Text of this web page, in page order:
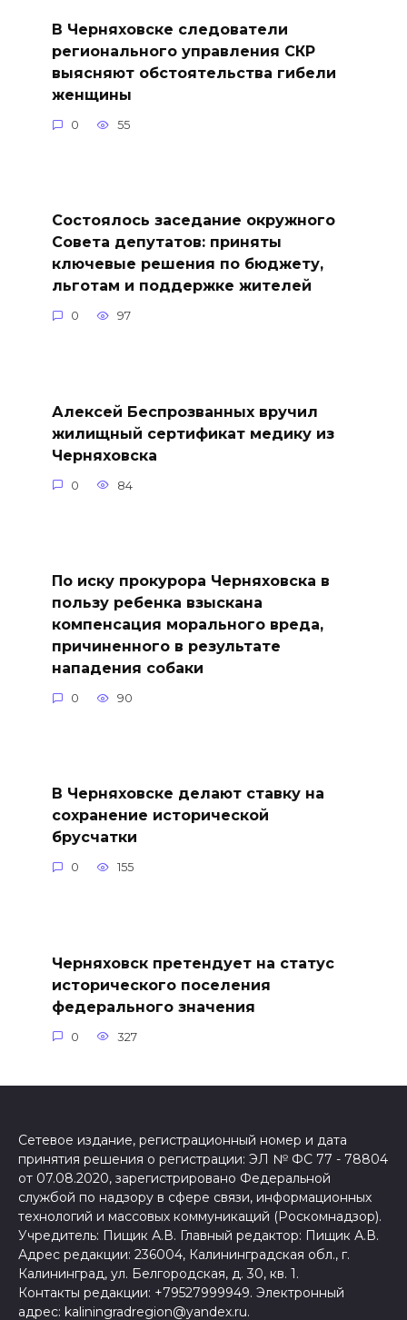
В Черняховске следователи
регионального управления СКР
выясняют обстоятельства гибели
женщины
0 55
Состоялось заседание окружного
Совета депутатов: приняты
ключевые решения по бюджету,
льготам и поддержке жителей
0 97
Алексей Беспрозванных вручил
жилищный сертификат медику из
Черняховска
0 84
По иску прокурора Черняховска в
пользу ребенка взыскана
компенсация морального вреда,
причиненного в результате
нападения собаки
0 90
В Черняховске делают ставку на
сохранение исторической
брусчатки
0 155
Черняховск претендует на статус
исторического поселения
федерального значения
0 327
Сетевое издание, регистрационный номер и дата
принятия решения о регистрации: ЭЛ № ФС 77 - 78804
от 07.08.2020, зарегистрировано Федеральной
службой по надзору в сфере связи, информационных
технологий и массовых коммуникаций (Роскомнадзор).
Учредитель: Пищик А.В. Главный редактор: Пищик А.В.
Адрес редакции: 236004, Калининградская обл., г.
Калининград, ул. Белгородская, д. 30, кв. 1.
Контакты редакции: +79527999949. Электронный
адрес: kaliningradregion@yandex.ru.